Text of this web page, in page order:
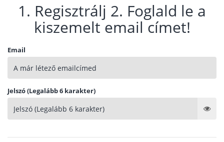
1. Regisztrálj 2. Foglald le a
kiszemelt email címet!
Email
Jelszó (Legalább 6 karakter)